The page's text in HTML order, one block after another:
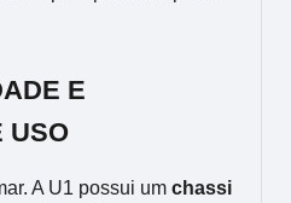
E
USO
A U1 possui um chassi